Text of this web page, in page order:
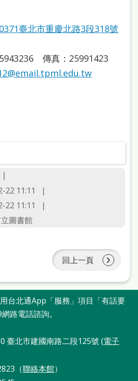
臺北市重慶北路3段318號
傳真：25991423
22 11:11
22 11:11
圖書館
回上一頁
台北通App「服務」項目「有話要
路電話諮詢。
臺北市建國南路二段125號 (電子
（聯絡本館）